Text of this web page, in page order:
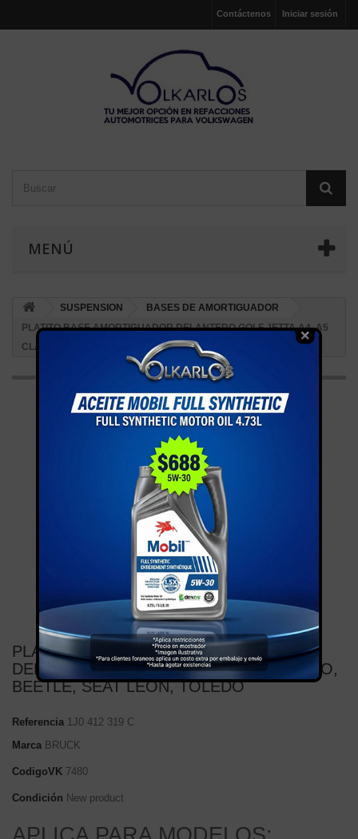
Iniciar sesión
Contáctenos
MENÚ
SUSPENSION
BASES DE AMORTIGUADOR
PLATITO BASE AMORTIGUADOR DELANTERO GOLF JETTA A4, A5
CLASICO, BEETLE, SEAT LEON, TOLEDO
PLATITO BASE AMORTIGUADOR
DELANTERO GOLF JETTA A4, A5 CLASICO,
BEETLE, SEAT LEON, TOLEDO
Referencia 1J0 412 319 C
Marca BRUCK
CodigoVK 7480
Condición New product